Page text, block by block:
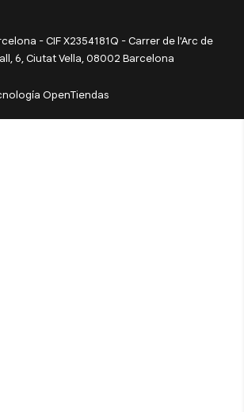
- CIF X2354181Q - Carrer de l'Arc de
6, Ciutat Vella, 08002 Barcelona
OpenTiendas